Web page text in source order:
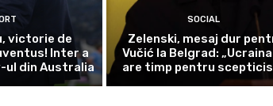
victorie de
Inter a
din Australia
SOCIAL
Zelenski, mesaj dur
Vučić la Belgrad:
are timp pentru